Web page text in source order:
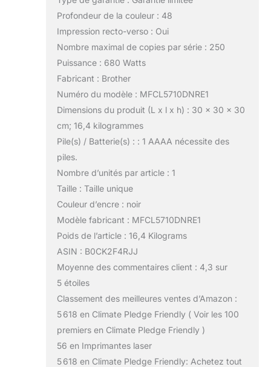
Profondeur de la couleur : 48
Impression recto-verso : Oui
Nombre maximal de copies par série : 250
Puissance : 680 Watts
Fabricant : Brother
Numéro du modèle : MFCL5710DNRE1
Dimensions du produit (L x l x h) : 30 x 30 x 30
cm; 16,4 kilogrammes
Pile(s) / Batterie(s) : : 1 AAAA nécessite des
piles.
Nombre d’unités par article : 1
Taille : Taille unique
Couleur d’encre : noir
Modèle fabricant : MFCL5710DNRE1
Poids de l’article : 16,4 Kilograms
ASIN : B0CK2F4RJJ
Moyenne des commentaires client : 4,3 sur
5 étoiles
Classement des meilleures ventes d’Amazon :
5 618 en Climate Pledge Friendly ( Voir les 100
premiers en Climate Pledge Friendly )
56 en Imprimantes laser
5 618 en Climate Pledge Friendly: Achetez tout